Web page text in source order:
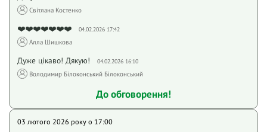
Світлана Костенко
❤️❤️❤️❤️❤️❤️❤️ 04.02.2026 17:42
Алла Шишкова
Дуже цікаво! Дякую! 04.02.2026 16:10
Володимир Білоконський Білоконський
До обговорення!
03 лютого 2026 року o 17:00